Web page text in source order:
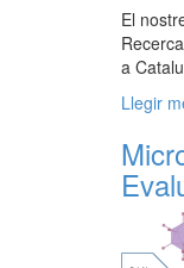
El
a
Llegir